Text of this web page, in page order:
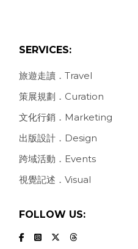
SERVICES:
旅遊走讀．Travel
策展規劃．Curation
文化行銷．Marketing
出版設計．Design
跨域活動．Events
視覺記述．Visual
FOLLOW US: